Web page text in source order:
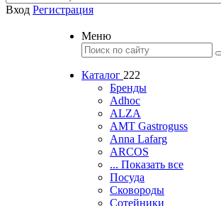
Вход Регистрация
Меню
Каталог 222
Бренды
Adhoc
ALZA
AMT Gastroguss
Anna Lafarg
ARCOS
... Показать все
Посуда
Сковороды
Сотейники